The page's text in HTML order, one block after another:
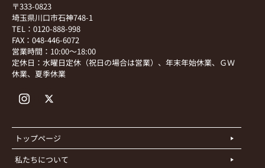
〒333-0823
埼玉県川口市石神748-1
TEL：0120-888-998
FAX：048-446-6072
営業時間：10:00～18:00
定休日：水曜日定休（祝日の場合は営業）、年末年始休業、ＧＷ
休業、夏季休業
トップページ
私たちについて